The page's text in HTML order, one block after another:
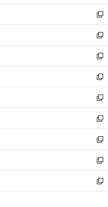
ウ
ィ
ン
ド
ウ
で
開
く
し
い
ウ
ィ
ン
ド
ウ
で
開
く
新
し
い
ウ
ィ
ン
ド
ウ
で
開
く
新
し
い
ウ
ィ
ン
ド
ウ
で
開
く
新
し
い
ウ
ィ
ン
ド
ウ
で
開
く
新
し
い
ウ
ィ
ン
ド
ウ
で
開
く
新
し
い
ウ
ィ
ン
ド
ウ
で
開
新
し
い
ウ
ィ
ン
ド
ウ
新
し
い
ウ
ィ
ン
新
し
い
ウ
新
し